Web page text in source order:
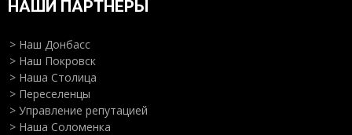
НАШИ ПАРТНЕРЫ
> Наш Донбасс
> Наш Покровск
> Наша Столица
> Переселенцы
> Управление репутацией
> Наша Соломенка